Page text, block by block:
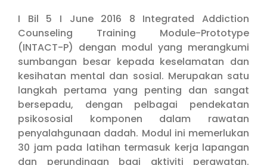
I Bil 5 I June 2016 8 Integrated Addiction
Counseling Training Module-Prototype
(INTACT-P) dengan modul yang merangkumi
sumbangan besar kepada keselamatan dan
kesihatan mental dan sosial. Merupakan satu
langkah pertama yang penting dan sangat
bersepadu, dengan pelbagai pendekatan
psikososial komponen dalam rawatan
penyalahgunaan dadah. Modul ini memerlukan
30 jam pada latihan termasuk kerja lapangan
dan perundingan bagi aktiviti perawatan.